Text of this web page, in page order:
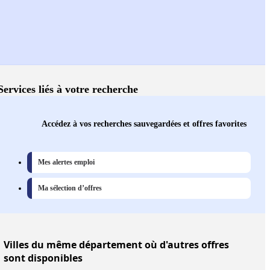
liés à votre recherche
Accédez à vos recherches sauvegardées et offres favorites
Mes alertes emploi
Ma sélection d’offres
Villesdu même département où d'autres offres
sont disponibles